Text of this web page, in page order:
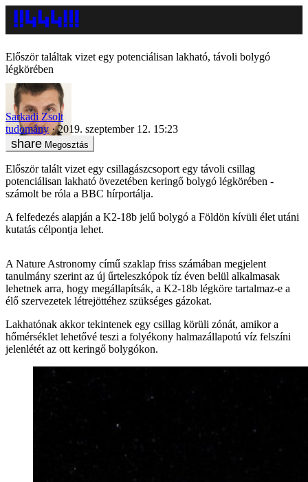
Először találtak vizet egy potenciálisan lakható, távoli bolygó
légkörében
Sarkadi Zsolt
tudomány
2019. szeptember 12. 15:23
Megosztás
Először talált vizet egy csillagászcsoport egy távoli csillag
potenciálisan lakható övezetében keringő bolygó légkörében -
számolt be róla a BBC hírportálja.
A felfedezés alapján a K2-18b jelű bolygó a Földön kívüli élet utáni
kutatás célpontja lehet.
A Nature Astronomy című szaklap friss számában megjelent
tanulmány szerint az új űrteleszkópok tíz éven belül alkalmasak
lehetnek arra, hogy megállapítsák, a K2-18b légköre tartalmaz-e a
élő szervezetek létrejöttéhez szükséges gázokat.
Lakhatónak akkor tekintenek egy csillag körüli zónát, amikor a
hőmérséklet lehetővé teszi a folyékony halmazállapotú víz felszíni
jelenlétét az ott keringő bolygókon.